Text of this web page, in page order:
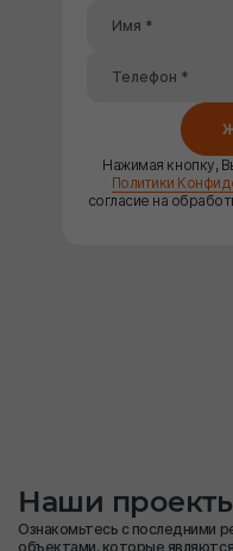
Нажимая кнопку,
Политики
согласие на
Наши
Ознакомьтесь с последними
объектами, которые